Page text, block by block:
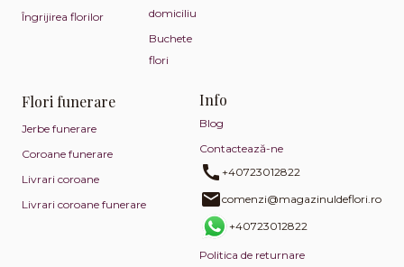
Îngrijirea florilor
domiciliu
Buchete
flori
Flori funerare
Jerbe funerare
Coroane funerare
Livrari coroane
Livrari coroane funerare
Info
Blog
Contactează-ne
+40723012822
comenzi@magazinuldeflori.ro
+40723012822
Politica de returnare